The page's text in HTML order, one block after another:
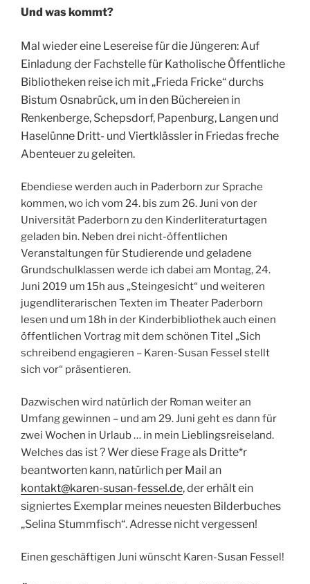
Und was kommt?
Mal wieder eine Lesereise für die Jüngeren: Auf
Einladung der Fachstelle für Katholische Öffentliche
Bibliotheken reise ich mit „Frieda Fricke“ durchs
Bistum Osnabrück, um in den Büchereien in
Renkenberge, Schepsdorf, Papenburg, Langen und
Haselünne Dritt- und Viertklässler in Friedas freche
Abenteuer zu geleiten.
Ebendiese werden auch in Paderborn zur Sprache
kommen, wo ich vom 24. bis zum 26. Juni von der
Universität Paderborn zu den Kinderliteraturtagen
geladen bin. Neben drei nicht-öffentlichen
Veranstaltungen für Studierende und geladene
Grundschulklassen werde ich dabei am Montag, 24.
Juni 2019 um 15h aus „Steingesicht“ und weiteren
jugendliterarischen Texten im Theater Paderborn
lesen und um 18h in der Kinderbibliothek auch einen
öffentlichen Vortrag mit dem schönen Titel „Sich
schreibend engagieren – Karen-Susan Fessel stellt
sich vor“ präsentieren.
Dazwischen wird natürlich der Roman weiter an
Umfang gewinnen – und am 29. Juni geht es dann für
zwei Wochen in Urlaub … in mein Lieblingsreiseland.
Welches das ist? Wer diese Frage als Dritte*r
beantworten kann, natürlich per Mail an
kontakt@karen-susan-fessel.de, der erhält ein
signiertes Exemplar meines neuesten Bilderbuches
„Selina Stummfisch“. Adresse nicht vergessen!
Einen geschäftigen Juni wünscht Karen-Susan Fessel!